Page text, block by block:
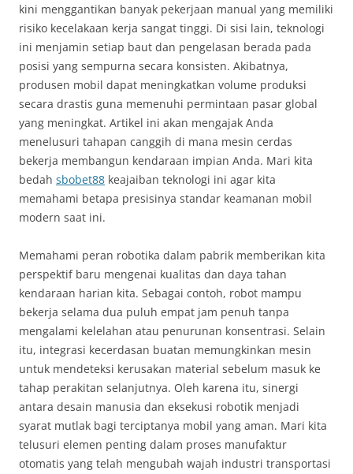
kini menggantikan banyak pekerjaan manual yang memiliki
risiko kecelakaan kerja sangat tinggi. Di sisi lain, teknologi
ini menjamin setiap baut dan pengelasan berada pada
posisi yang sempurna secara konsisten. Akibatnya,
produsen mobil dapat meningkatkan volume produksi
secara drastis guna memenuhi permintaan pasar global
yang meningkat. Artikel ini akan mengajak Anda
menelusuri tahapan canggih di mana mesin cerdas
bekerja membangun kendaraan impian Anda. Mari kita
bedah sbobet88 keajaiban teknologi ini agar kita
memahami betapa presisinya standar keamanan mobil
modern saat ini.
Memahami peran robotika dalam pabrik memberikan kita
perspektif baru mengenai kualitas dan daya tahan
kendaraan harian kita. Sebagai contoh, robot mampu
bekerja selama dua puluh empat jam penuh tanpa
mengalami kelelahan atau penurunan konsentrasi. Selain
itu, integrasi kecerdasan buatan memungkinkan mesin
untuk mendeteksi kerusakan material sebelum masuk ke
tahap perakitan selanjutnya. Oleh karena itu, sinergi
antara desain manusia dan eksekusi robotik menjadi
syarat mutlak bagi terciptanya mobil yang aman. Mari kita
telusuri elemen penting dalam proses manufaktur
otomatis yang telah mengubah wajah industri transportasi